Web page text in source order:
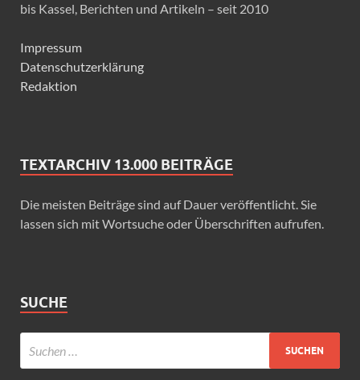
bis Kassel, Berichten und Artikeln – seit 2010
Impressum
Datenschutzerklärung
Redaktion
TEXTARCHIV 13.000 BEITRÄGE
Die meisten Beiträge sind auf Dauer veröffentlicht. Sie
lassen sich mit Wortsuche oder Überschriften aufrufen.
SUCHE